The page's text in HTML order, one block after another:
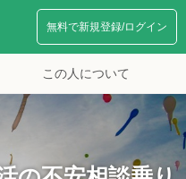
無料で新規登録/ログイン
この人について